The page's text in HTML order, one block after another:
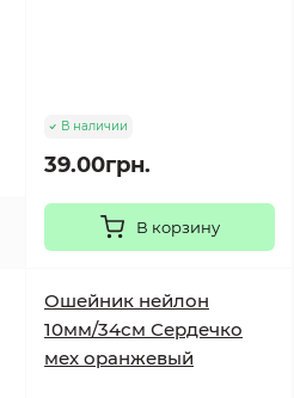
В наличии
39.00грн.
В корзину
Ошейник нейлон
10мм/34см Сердечко
мех оранжевый